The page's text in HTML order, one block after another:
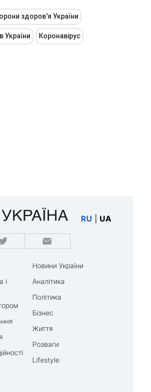
здоров'я України
України Коронавірус
RU UA
і
Новини України
Аналітика
Політика
Бізнес
Життя
Розваги
Lifestyle